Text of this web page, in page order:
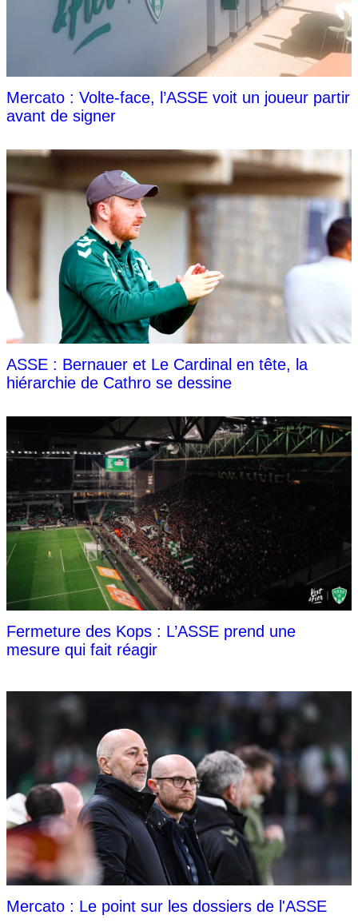
Mercato : Volte-face, l’ASSE voit un joueur partir
avant de signer
ASSE : Bernauer et Le Cardinal en tête, la
hiérarchie de Cathro se dessine
Fermeture des Kops : L’ASSE prend une
mesure qui fait réagir
Mercato : Le point sur les dossiers de l'ASSE